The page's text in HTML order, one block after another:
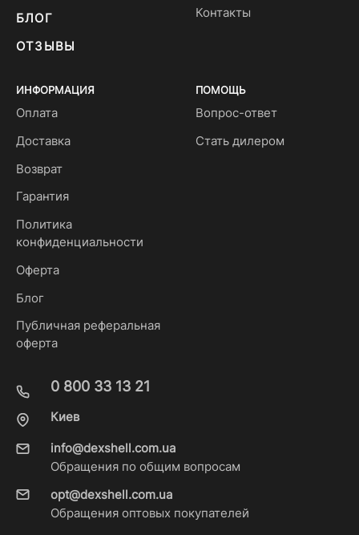
БЛОГ
ОТЗЫВЫ
Контакты
ИНФОРМАЦИЯ
Оплата
Доставка
Возврат
Гарантия
Политика
конфиденциальности
Оферта
Блог
Публичная реферальная
оферта
ПОМОЩЬ
Вопрос-ответ
Стать дилером
0 800 33 13 21
Киев
info@dexshell.com.ua
Обращения по общим вопросам
opt@dexshell.com.ua
Обращения оптовых покупателей